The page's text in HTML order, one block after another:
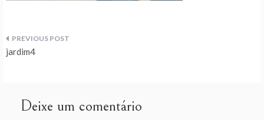
Navegação
artigos
jardim4
Deixe um comentário